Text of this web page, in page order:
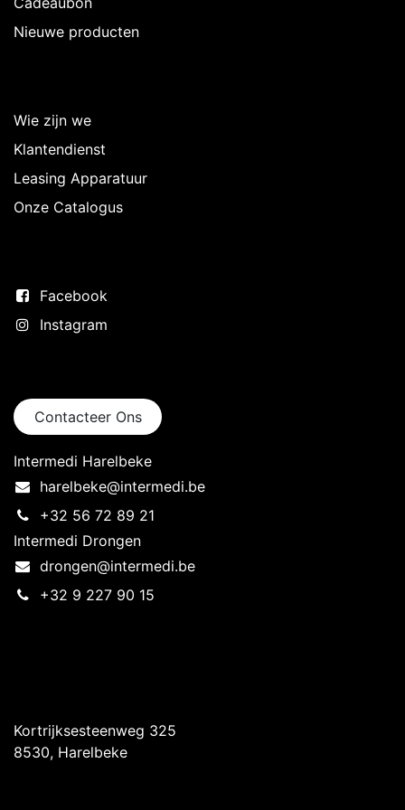
Nieuwe producten
Wie zijn we
Klantendienst
Leasing Apparatuur
Onze Catalogus
Facebook
Instagram
Contacteer Ons
Intermedi Harelbeke
harelbeke@intermedi.be
+32 56 72 89 21
Intermedi Drongen
drongen@intermedi.be
+32 9 227 90 15
Kortrijksesteenweg 325
8530, Harelbeke